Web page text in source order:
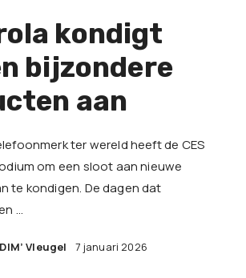
kondigt
bijzondere
aan
ter wereld heeft de CES
om een sloot aan nieuwe
te kondigen. De dagen dat
…
Vleugel 7 januari 2026